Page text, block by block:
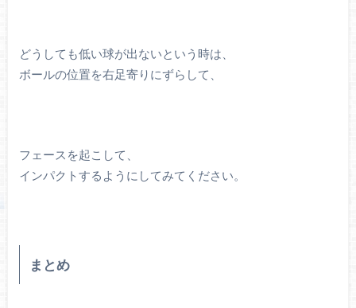
どうしても低い球が出ないという時は、
ボールの位置を右足寄りにずらして、
フェースを起こして、
インパクトするようにしてみてください。
まとめ